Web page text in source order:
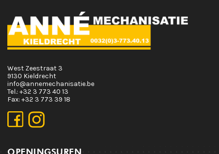
West Zeestraat 3
9130 Kieldrecht
info@annemechanisatie.be
Tel.: +32 3 773 40 13
Fax: +32 3 773 39 18